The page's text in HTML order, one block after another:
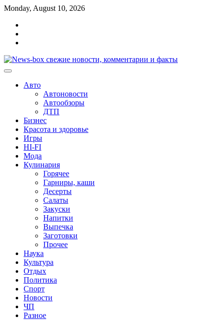
Перейти
содержимому
Monday, August 10, 2026
Авто
Автоновости
Автообзоры
ДТП
Бизнес
Красота и здоровье
Игры
HI-FI
Мода
Кулинария
Горячее
Гарниры, каши
Десерты
Салаты
Закуски
Напитки
Выпечка
Заготовки
Прочее
Наука
Культура
Отдых
Политика
Спорт
Новости
ЧП
Разное